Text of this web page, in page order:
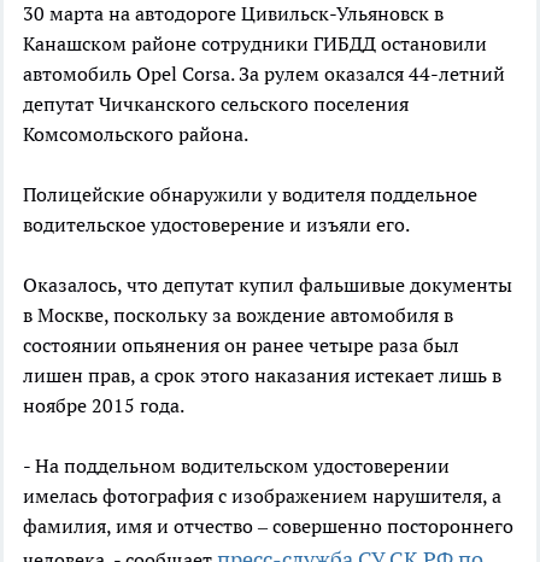
30 марта на автодороге Цивильск-Ульяновск в
Канашском районе сотрудники ГИБДД остановили
автомобиль Opel Corsa. За рулем оказался 44-летний
депутат Чичканского сельского поселения
Комсомольского района.
Полицейские обнаружили у водителя поддельное
водительское удостоверение и изъяли его.
Оказалось, что депутат купил фальшивые документы
в Москве, поскольку за вождение автомобиля в
состоянии опьянения он ранее четыре раза был
лишен прав, а срок этого наказания истекает лишь в
ноябре 2015 года.
- На поддельном водительском удостоверении
имелась фотография с изображением нарушителя, а
фамилия, имя и отчество – совершенно постороннего